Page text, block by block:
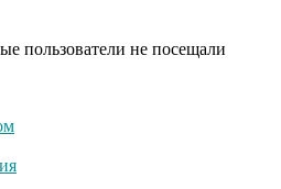
пользователи не посещали